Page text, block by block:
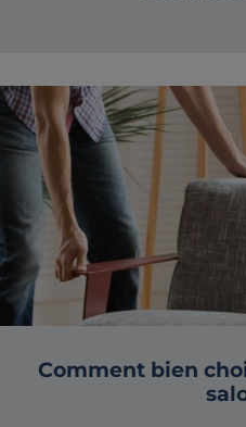
Comment bien